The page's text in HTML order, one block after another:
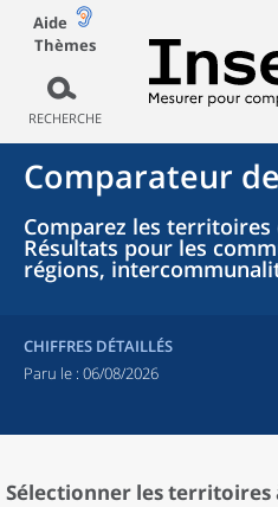
Aide
Thèmes
RECHERCHE
Comparateur
Comparez les
Résultats pour les
régions,
CHIFFRES DÉTAILLÉS
Paru le : 06/08/2026
Sélectionner les territoires